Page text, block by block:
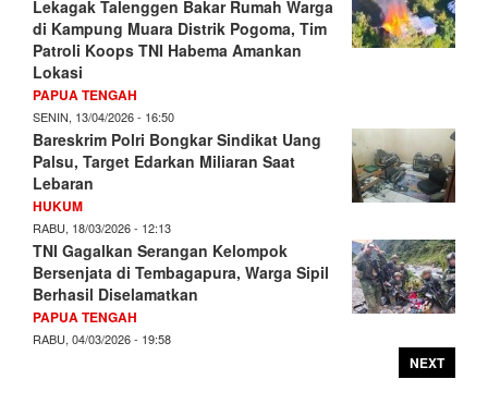
Lekagak Talenggen Bakar Rumah Warga
di Kampung Muara Distrik Pogoma, Tim
Patroli Koops TNI Habema Amankan
Lokasi
PAPUA TENGAH
SENIN, 13/04/2026 - 16:50
Bareskrim Polri Bongkar Sindikat Uang
Palsu, Target Edarkan Miliaran Saat
Lebaran
HUKUM
RABU, 18/03/2026 - 12:13
TNI Gagalkan Serangan Kelompok
Bersenjata di Tembagapura, Warga Sipil
Berhasil Diselamatkan
PAPUA TENGAH
RABU, 04/03/2026 - 19:58
NEXT